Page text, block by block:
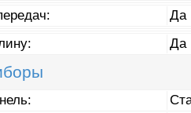
Да
Да